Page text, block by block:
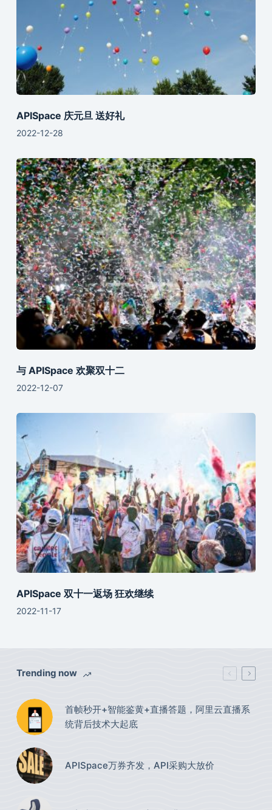
APISpace 庆元旦 送好礼
2022-12-28
与 APISpace 欢聚双十二
2022-12-07
APISpace 双十一返场 狂欢继续
2022-11-17
Trending now
首帧秒开+智能鉴黄+直播答题，阿里云直播系
统背后技术大起底
APISpace万券齐发，API采购大放价